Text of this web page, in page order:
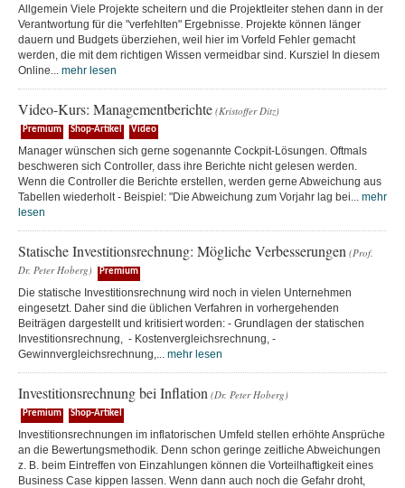
Allgemein Viele Projekte scheitern und die Projektleiter stehen dann in der
Verantwortung für die "verfehlten" Ergebnisse. Projekte können länger
dauern und Budgets überziehen, weil hier im Vorfeld Fehler gemacht
werden, die mit dem richtigen Wissen vermeidbar sind. Kursziel In diesem
Online... mehr lesen
Video-Kurs: Managementberichte (Kristoffer Ditz)
Premium Shop-Artikel Video
Manager wünschen sich gerne sogenannte Cockpit-Lösungen. Oftmals
beschweren sich Controller, dass ihre Berichte nicht gelesen werden.
Wenn die Controller die Berichte erstellen, werden gerne Abweichung aus
Tabellen wiederholt - Beispiel: "Die Abweichung zum Vorjahr lag bei... mehr
lesen
Statische Investitionsrechnung: Mögliche Verbesserungen (Prof.
Dr. Peter Hoberg)
Premium
Die statische Investitionsrechnung wird noch in vielen Unternehmen
eingesetzt. Daher sind die üblichen Verfahren in vorhergehenden
Beiträgen dargestellt und kritisiert worden: - Grundlagen der statischen
Investitionsrechnung, - Kostenvergleichsrechnung, -
Gewinnvergleichsrechnung,... mehr lesen
Investitionsrechnung bei Inflation (Dr. Peter Hoberg)
Premium Shop-Artikel
Investitionsrechnungen im inflatorischen Umfeld stellen erhöhte Ansprüche
an die Bewertungsmethodik. Denn schon geringe zeitliche Abweichungen
z. B. beim Eintreffen von Einzahlungen können die Vorteilhaftigkeit eines
Business Case kippen lassen. Wenn dann auch noch die Gefahr droht,